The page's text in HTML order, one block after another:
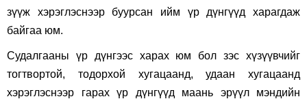
зүүж хэрэглэснээр буурсан ийм үр дүнгүүд харагдаж
байгаа юм.
Судалгааны үр дүнгээс харах юм бол зэс хүзүүвчийг
тогтвортой, тодорхой хугацаанд, удаан хугацаанд
хэрэглэснээр гарах үр дүнгүүд маань эрүүл мэндийн